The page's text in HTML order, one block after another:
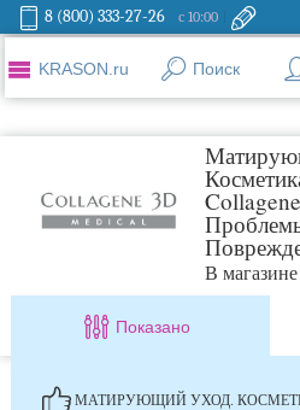
8 (800) 333-27-26 с 10:00
KRASON.ru Поиск
В
Показано
МАТИРУЮЩИЙ УХОД.